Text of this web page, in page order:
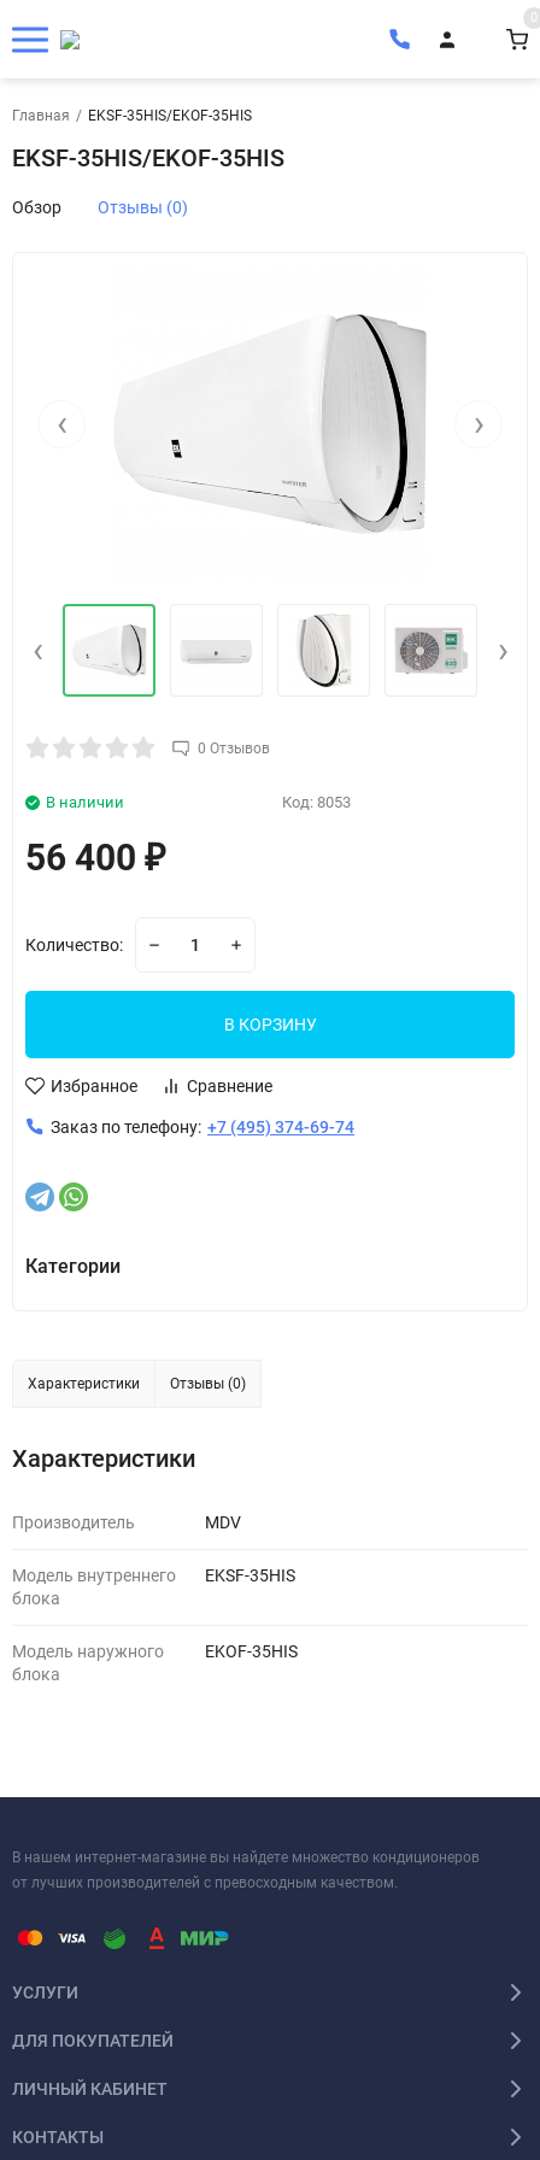
0
Главная / EKSF-35HIS/EKOF-35HIS
EKSF-35HIS/EKOF-35HIS
Обзор Отзывы (0)
‹ ›
‹ ›
0 Отзывов
Код: 8053
В наличии
56 400 ₽
Количество:
В КОРЗИНУ
Избранное Сравнение
Заказ по телефону: +7 (495) 374-69-74
Категории
Характеристики Отзывы (0)
Характеристики
Производитель MDV
Модель внутреннего
блока
EKSF-35HIS
Модель наружного
блока
EKOF-35HIS
В нашем интернет-магазине вы найдете множество кондиционеров
от лучших производителей с превосходным качеством.
УСЛУГИ
ДЛЯ ПОКУПАТЕЛЕЙ
ЛИЧНЫЙ КАБИНЕТ
КОНТАКТЫ